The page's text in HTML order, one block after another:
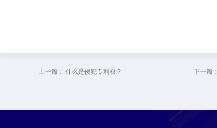
上一篇： 什么是侵犯专利权？ 下一篇